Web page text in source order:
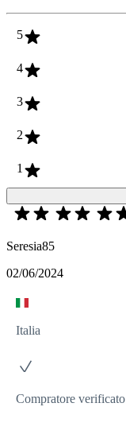
5
4
3
2
1
Seresia85
02/06/2024
Italia
Compratore verificato